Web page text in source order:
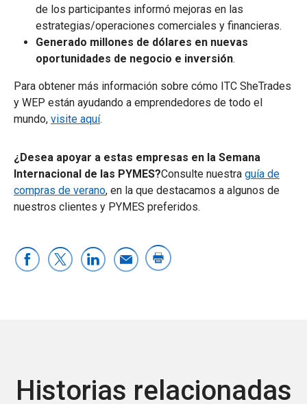
de los participantes informó mejoras en las
estrategias/operaciones comerciales y financieras.
Generado millones de dólares en nuevas
oportunidades de negocio e inversión.
Para obtener más información sobre cómo ITC SheTrades
y WEP están ayudando a emprendedores de todo el
mundo, visite aquí.
¿Desea apoyar a estas empresas en la Semana
Internacional de las PYMES?Consulte nuestra guía de
compras de verano, en la que destacamos a algunos de
nuestros clientes y PYMES preferidos.
Historias relacionadas